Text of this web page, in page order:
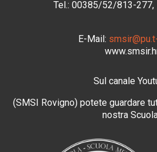
Tel.: 00385/52/813-277,
E-Mail:
Sul canale
(SMSI Rovigno) potete guardare
nostra